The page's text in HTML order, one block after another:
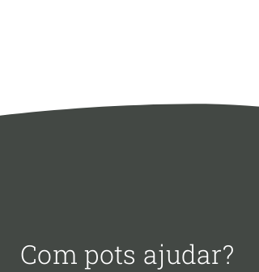
Com pots ajudar?